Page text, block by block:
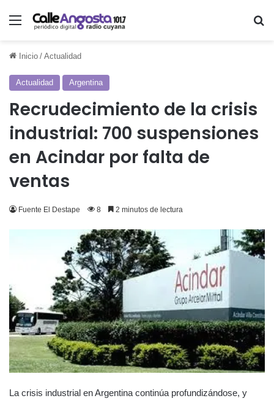
Menú
Inicio / Actualidad
Actualidad Argentina
Recrudecimiento de la crisis
industrial: 700 suspensiones
en Acindar por falta de
ventas
Fuente El Destape 8 2 minutos de lectura
La crisis industrial en Argentina continúa profundizándose, y